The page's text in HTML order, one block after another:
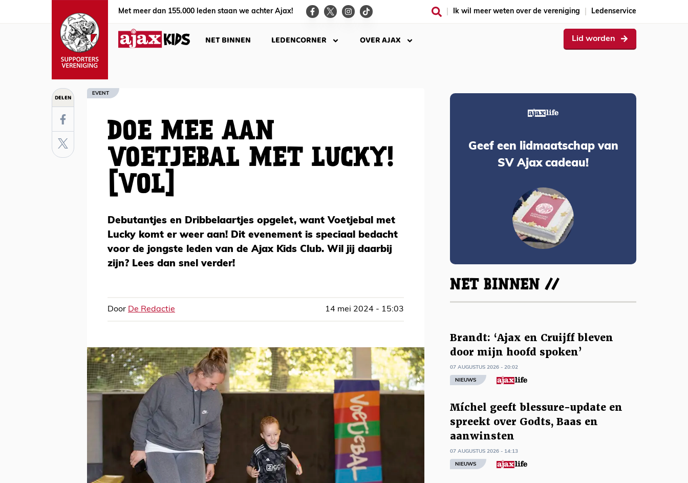
Met meer dan 155.000 leden staan we achter Ajax! Ik wil meer weten over de vereniging Ledenservice
NET BINNEN LEDENCORNER OVER AJAX Lid worden
DELEN EVENT
DOE MEE AAN
VOETJEBAL MET LUCKY!
[VOL]
Debutantjes en Dribbelaartjes opgelet, want Voetjebal met
Lucky komt er weer aan! Dit evenement is speciaal bedacht
voor de jongste leden van de Ajax Kids Club. Wil jij daarbij
zijn? Lees dan snel verder!
Door De Redactie 14 mei 2024 - 15:03
Geef een lidmaatschap van
SV Ajax cadeau!
NET BINNEN //
Brandt: ‘Ajax en Cruijff bleven
door mijn hoofd spoken’
07 AUGUSTUS 2026 - 20:02
NIEUWS
Míchel geeft blessure-update en
spreekt over Godts, Baas en
aanwinsten
07 AUGUSTUS 2026 - 14:13
NIEUWS